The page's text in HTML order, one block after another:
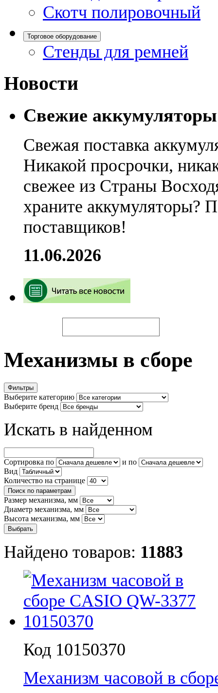
Скотч полировочный
Торговое оборудование
Стенды для ремней
Новости
Свежие
Свежая поставка
Никакой просрочки,
свежее из Страны
храните аккумуляторы?
поставщиков!
11.06.2026
Механизмы в сборе
Фильтры
Выберите категорию
Выберите бренд
Искать в найденном
Сортировка по
и по
Вид
Количество на странице
Поиск по параметрам
Размер механизма, мм
Диаметр механизма, мм
Высота механизма, мм
Найдено товаров: 11883
Код 10150370
Механизм часовой в